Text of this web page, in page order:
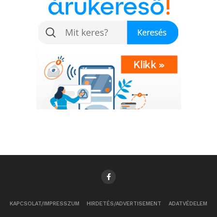
KAPCSOLAT/IMPRESSZUM HIRDETÉS/ADVERTISEMENT ADATVÉDELEM